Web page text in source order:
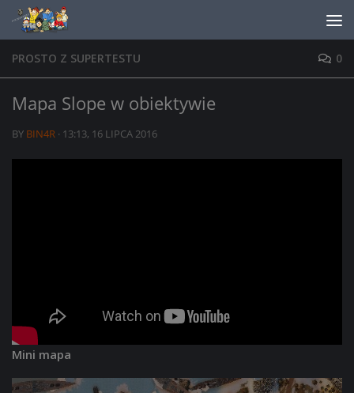
Skip to content
PROSTO Z SUPERTESTU 0
Mapa Slope w obiektywie
BY BIN4R · 13:13, 16 LIPCA 2016
Mini mapa